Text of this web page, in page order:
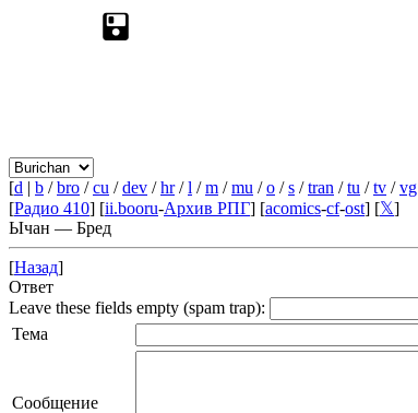
[d | b /bro /cu /dev /hr/l /m /mu /o /s /tran /tu /tv /vg
[Радио 410] [ii.booru-Архив РПГ] [acomics-cf-ost] [𝕏]
Ычан — Бред
[Назад]
Ответ
Leave these fields empty (spam trap):
Тема
Сообщение